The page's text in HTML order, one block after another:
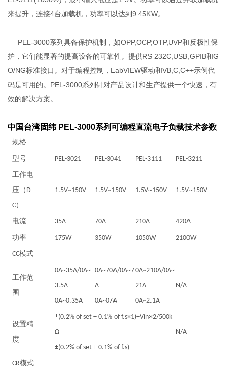
来提升，连接4台加载机，功率可以达到9.45KW。
PEL-3000系列具备保护机制，如OPP,OCP,OTP,UVP和反极性保
护，它们能显著的提高设备的可靠性。提供RS 232C,USB,GPIB和G
O/NG标准接口。对于编程控制，LabVIEW驱动和VB,C,C++示例代
码是可用的。PEL-3000系列针对产品设计和生产提供一个快速，有
效的解决方案。
中国台湾固纬 PEL-3000系列可编程直流电子负载技术参数
规格
型号 PEL-3021 PEL-3041 PEL-3111 PEL-3211
工作电
压（D
C）
1.5V~150V 1.5V~150V 1.5V~150V 1.5V~150V
电流 35A 70A 210A 420A
功率 175W 350W 1050W 2100W
CC模式
工作范
围
0A~35A/0A~
3.5A
0A~0.35A
0A~70A/0A~7
A
0A~07A
0A~210A/0A~
21A
0A~2.1A
N/A
设置精
度
±(0.2% of set + 0.1% of f.s×1)+Vin×2/500k
Ω
±(0.2% of set + 0.1% of f.s)
N/A
CR模式